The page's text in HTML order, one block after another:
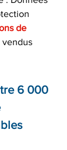
de
vendus
6 000